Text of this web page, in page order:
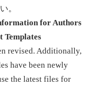
。
for Authors
Templates
revised. Additionally,
have been newly
the latest files for